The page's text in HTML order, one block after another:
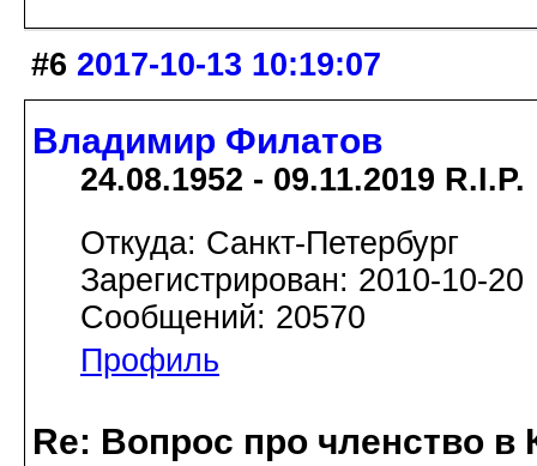
#6 2017-10-13 10:19:07
Владимир Филатов
24.08.1952 - 09.11.2019 R.I.P.
Откуда: Санкт-Петербург
Зарегистрирован: 2010-10-20
Сообщений: 20570
Профиль
Re: Вопрос про членство в